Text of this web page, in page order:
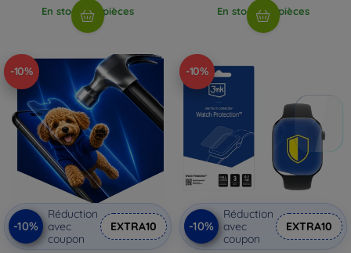
En stock > 5 pièces En stock > 5 pièces
-10%
-10%
Réduction
avec
coupon
EXTRA10
-10%
-10%
Réduction
avec
coupon
EXTRA10